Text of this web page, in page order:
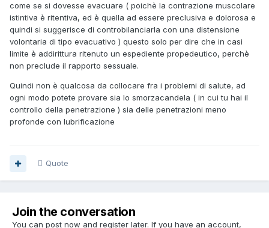
come se si dovesse evacuare ( poichè la contrazione muscolare
istintiva è ritentiva, ed è quella ad essere preclusiva e dolorosa e
quindi si suggerisce di controbilanciarla con una distensione
volontaria di tipo evacuativo ) questo solo per dire che in casi
limite è addirittura ritenuto un espediente propedeutico, perchè
non preclude il rapporto sessuale.
Quindi non è qualcosa da collocare fra i problemi di salute, ad
ogni modo potete provare sia lo smorzacandela ( in cui tu hai il
controllo della penetrazione ) sia delle penetrazioni meno
profonde con lubrificazione
Quote
Join the conversation
You can post now and register later. If you have an account,